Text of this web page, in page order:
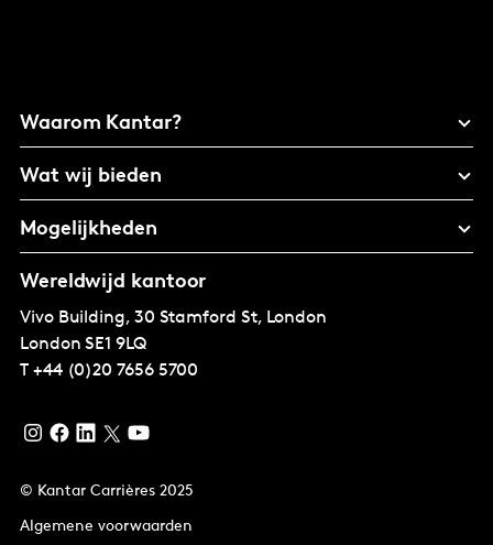
Waarom Kantar?
Wat wij bieden
Mogelijkheden
Wereldwijd kantoor
Vivo Building, 30 Stamford St, London
London SE1 9LQ
T +44 (0)20 7656 5700
© Kantar Carrières 2025
Algemene voorwaarden